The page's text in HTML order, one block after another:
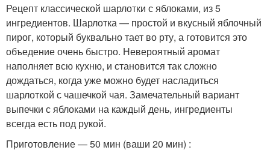
Рецепт классической шарлотки с яблоками, из 5
ингредиентов. Шарлотка — простой и вкусный яблочный
пирог, который буквально тает во рту, а готовится это
объедение очень быстро. Невероятный аромат
наполняет всю кухню, и становится так сложно
дождаться, когда уже можно будет насладиться
шарлоткой с чашечкой чая. Замечательный вариант
выпечки с яблоками на каждый день, ингредиенты
всегда есть под рукой.
Приготовление — 50 мин (ваши 20 мин) :